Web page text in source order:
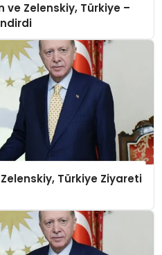
ve Zelenskiy, Türkiye –
Türkiye Ziyareti